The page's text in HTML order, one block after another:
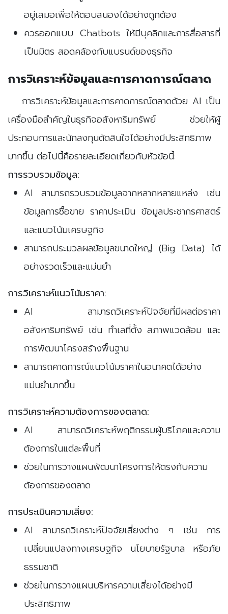
อยู่เสมอเพื่อให้ตอบสนองได้อย่างถูกต้อง
ควรออกแบบ Chatbots ให้มีบุคลิกและการสื่อสารที่
เป็นมิตร สอดคล้องกับแบรนด์ของธุรกิจ
การวิเคราะห์ข้อมูลและการคาดการณ์ตลาด
การวิเคราะห์ข้อมูลและการคาดการณ์ตลาดด้วย AI เป็น
เครื่องมือสำคัญในธุรกิจอสังหาริมทรัพย์ ช่วยให้ผู้
ประกอบการและนักลงทุนตัดสินใจได้อย่างมีประสิทธิภาพ
มากขึ้น ต่อไปนี้คือรายละเอียดเกี่ยวกับหัวข้อนี้:
การรวบรวมข้อมูล:
AI สามารถรวบรวมข้อมูลจากหลากหลายแหล่ง เช่น
ข้อมูลการซื้อขาย ราคาประเมิน ข้อมูลประชากรศาสตร์
และแนวโน้มเศรษฐกิจ
สามารถประมวลผลข้อมูลขนาดใหญ่ (Big Data) ได้
อย่างรวดเร็วและแม่นยำ
การวิเคราะห์แนวโน้มราคา:
AI สามารถวิเคราะห์ปัจจัยที่มีผลต่อราคา
อสังหาริมทรัพย์ เช่น ทำเลที่ตั้ง สภาพแวดล้อม และ
การพัฒนาโครงสร้างพื้นฐาน
สามารถคาดการณ์แนวโน้มราคาในอนาคตได้อย่าง
แม่นยำมากขึ้น
การวิเคราะห์ความต้องการของตลาด:
AI สามารถวิเคราะห์พฤติกรรมผู้บริโภคและความ
ต้องการในแต่ละพื้นที่
ช่วยในการวางแผนพัฒนาโครงการให้ตรงกับความ
ต้องการของตลาด
การประเมินความเสี่ยง:
AI สามารถวิเคราะห์ปัจจัยเสี่ยงต่าง ๆ เช่น การ
เปลี่ยนแปลงทางเศรษฐกิจ นโยบายรัฐบาล หรือภัย
ธรรมชาติ
ช่วยในการวางแผนบริหารความเสี่ยงได้อย่างมี
ประสิทธิภาพ